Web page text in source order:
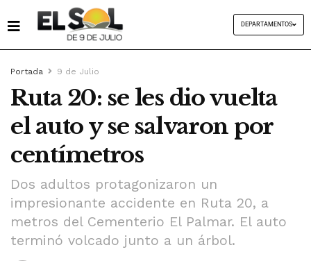
DEPARTAMENTOS
Portada 9 de Julio
Ruta 20: se les dio vuelta
el auto y se salvaron por
centímetros
Dos adultos protagonizaron un
impresionante accidente en Ruta 20, a
metros del Cementerio El Palmar. El auto
terminó volcado junto a un árbol.